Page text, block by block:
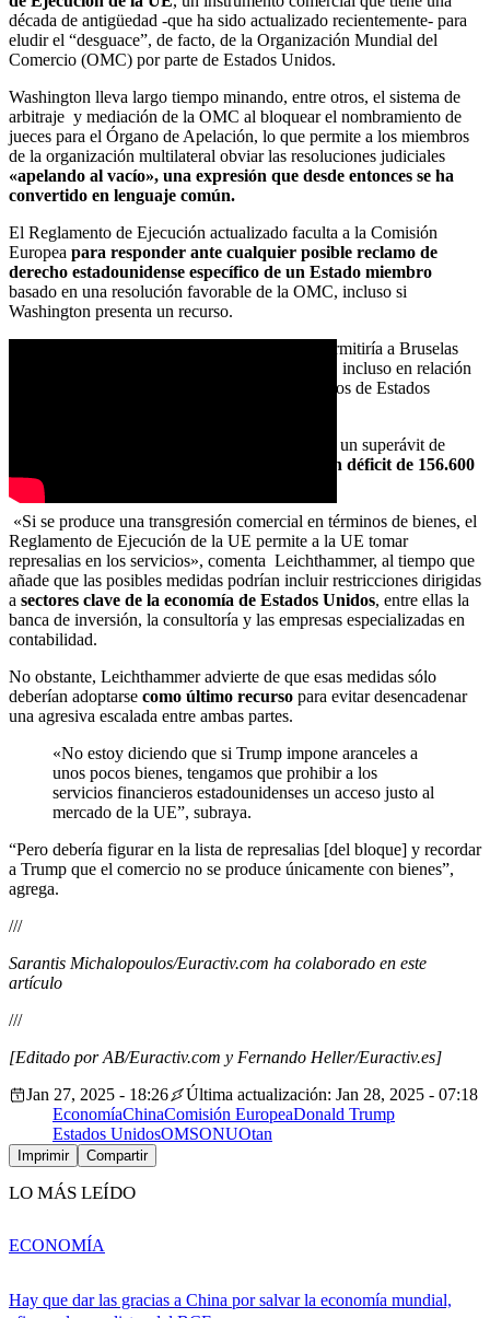
década de antigüedad -que ha sido actualizado recientemente- para
eludir el “desguace”, de facto, de la Organización Mundial del
Comercio (OMC) por parte de Estados Unidos.
Washington lleva largo tiempo minando, entre otros, el sistema de
arbitraje y mediación de la OMC al bloquear el nombramiento de
jueces para el Órgano de Apelación, lo que permite a los miembros
de la organización multilateral obviar las resoluciones judiciales
«apelando al vacío», una expresión que desde entonces se ha
convertido en lenguaje común.
El Reglamento de Ejecución actualizado faculta a la Comisión
Europea para responder ante cualquier posible reclamo de
derecho estadounidense específico de un Estado miembro
basado en una resolución favorable de la OMC, incluso si
Washington presenta un recurso.
Al igual que la ICA, el Reglamento también permitiría a Bruselas
tomar medidas de represalias de varias maneras, incluso en relación
con el importante superávit comercial de servicios de Estados
Según datos de la UE, en 2023 EE.UU. tendría un superávit de
pero un déficit de 156.600
millones de euros en bienes con la UE.
«Si se produce una transgresión comercial en términos de bienes, el
Reglamento de Ejecución de la UE permite a la UE tomar
represalias en los servicios», comenta Leichthammer, al tiempo que
añade que las posibles medidas podrían incluir restricciones dirigidas
a sectores clave de la economía de Estados Unidos, entre ellas la
banca de inversión, la consultoría y las empresas especializadas en
contabilidad.
No obstante, Leichthammer advierte de que esas medidas sólo
deberían adoptarse como último recurso para evitar desencadenar
una agresiva escalada entre ambas partes.
«No estoy diciendo que si Trump impone aranceles a
unos pocos bienes, tengamos que prohibir a los
servicios financieros estadounidenses un acceso justo al
mercado de la UE”, subraya.
“Pero debería figurar en la lista de represalias [del bloque] y recordar
a Trump que el comercio no se produce únicamente con bienes”,
agrega.
///
Sarantis Michalopoulos/Euractiv.com ha colaborado en este
artículo
///
[Editado por AB/Euractiv.com y Fernando Heller/Euractiv.es]
Jan 27, 2025 - 18:26
Última actualización: Jan 28, 2025 - 07:18
EconomíaChinaComisión EuropeaDonald Trump
Estados UnidosOMSONUOtan
Imprimir Compartir
LO MÁS LEÍDO
Hay que dar las gracias a China por salvar la economía mundial,
ECONOMÍA